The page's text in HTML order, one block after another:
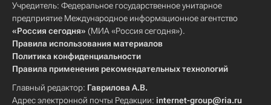
Учредитель: Федеральное государственное унитарное
предприятие Международное информационное агентство
«Россия сегодня» (МИА «Россия сегодня»).
Правила использования материалов
Политика конфиденциальности
Правила применения рекомендательных технологий
Главный редактор: Гаврилова А.В.
Адрес электронной почты Редакции: internet-group@ria.ru